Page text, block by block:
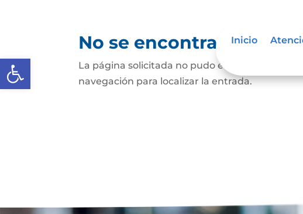
Abrir barra de herramientas
Inicio
No se encontraron
La página solicitada no pudo encontrarse.
navegación para localizar la entrada.